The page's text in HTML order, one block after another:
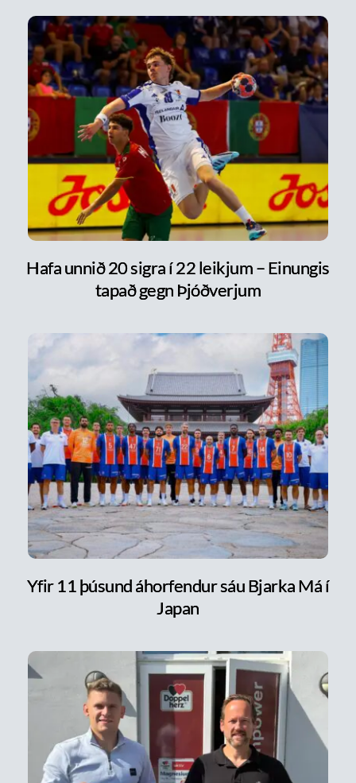
Hafa unnið 20 sigra í 22 leikjum – Einungis
tapað gegn Þjóðverjum
Yfir 11 þúsund áhorfendur sáu Bjarka Má í
Japan